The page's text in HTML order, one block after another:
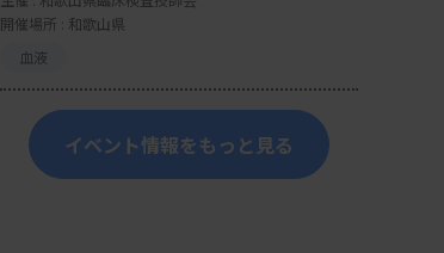
開催場所 : 和歌山県
血液
イベント情報をもっと見る